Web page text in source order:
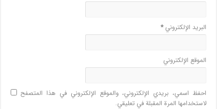
البريد الإلكتروني*
الموقع الإلكتروني
احفظ اسمي، بريدي الإلكتروني، والموقع الإلكتروني في هذا المتصفح
لاستخدامها المرة المقبلة في تعليقي.